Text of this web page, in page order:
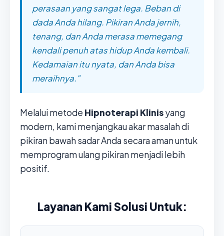
perasaan yang sangat lega. Beban di
dada Anda hilang. Pikiran Anda jernih,
tenang, dan Anda merasa memegang
kendali penuh atas hidup Anda kembali.
Kedamaian itu nyata, dan Anda bisa
meraihnya."
Melalui metode Hipnoterapi Klinisyang
modern, kami menjangkau akar masalah di
pikiran bawah sadar Anda secara aman untuk
memprogram ulang pikiran menjadi lebih
positif.
Layanan Kami Solusi Untuk: